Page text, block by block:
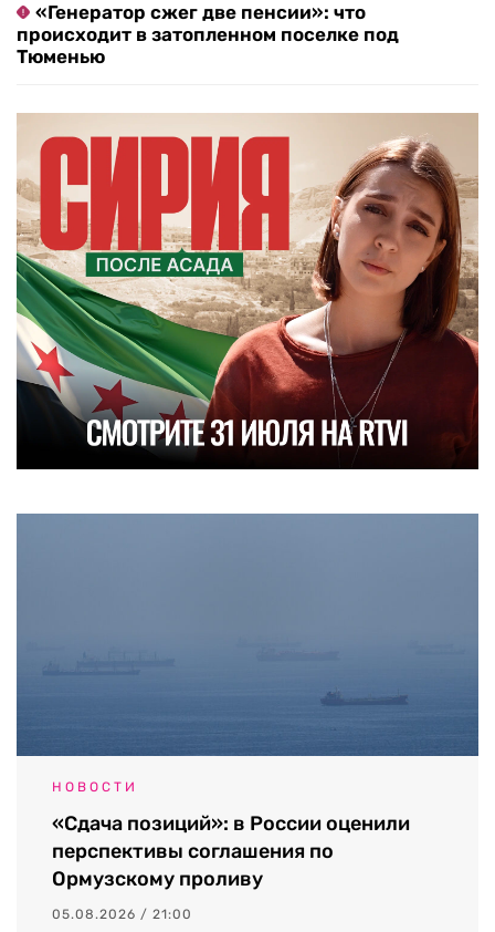
«Генератор сжег две пенсии»: что
происходит в затопленном поселке под
Тюменью
НОВОСТИ
«Сдача позиций»: в России оценили
перспективы соглашения по
Ормузскому проливу
05.08.2026 / 21:00